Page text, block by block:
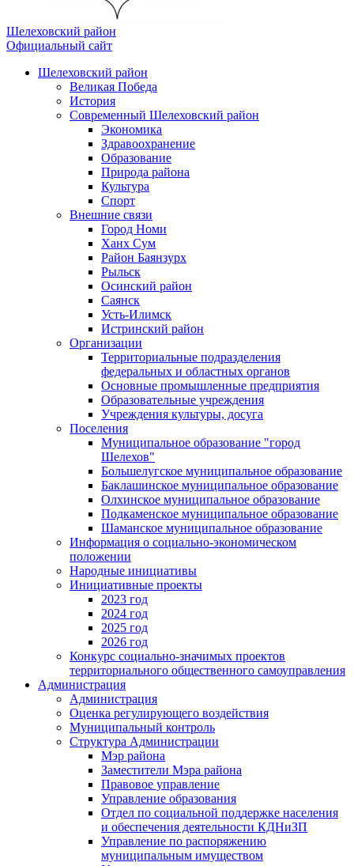
Шелеховский район
Официальный сайт
Шелеховский район
Великая Победа
История
Современный Шелеховский район
Экономика
Здравоохранение
Образование
Природа района
Культура
Спорт
Внешние связи
Город Номи
Ханх Сум
Район Баянзурх
Рыльск
Осинский район
Саянск
Усть-Илимск
Истринский район
Организации
Территориальные подразделения
федеральных и областных органов
Основные промышленные предприятия
Образовательные учреждения
Учреждения культуры, досуга
Поселения
Муниципальное образование "город
Шелехов"
Большелугское муниципальное образование
Баклашинское муниципальное образование
Олхинское муниципальное образование
Подкаменское муниципальное образование
Шаманское муниципальное образование
Информация о социально-экономическом
положении
Народные инициативы
Инициативные проекты
2023 год
2024 год
2025 год
2026 год
Конкурс социально-значимых проектов
территориального общественного самоуправления
Администрация
Администрация
Оценка регулирующего воздействия
Муниципальный контроль
Структура Администрации
Мэр района
Заместители Мэра района
Правовое управление
Управление образования
Отдел по социальной поддержке населения
и обеспечения деятельности КДНиЗП
Управление по распоряжению
муниципальным имуществом